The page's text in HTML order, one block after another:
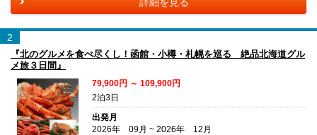
2
『北のグルメを食べ尽くし！函館・小樽・札幌を巡る 絶品北海道グル
メ旅３日間』
79,900円 ～ 109,900円
2泊3日
出発月
2026年 09月 ~ 2026年 12月